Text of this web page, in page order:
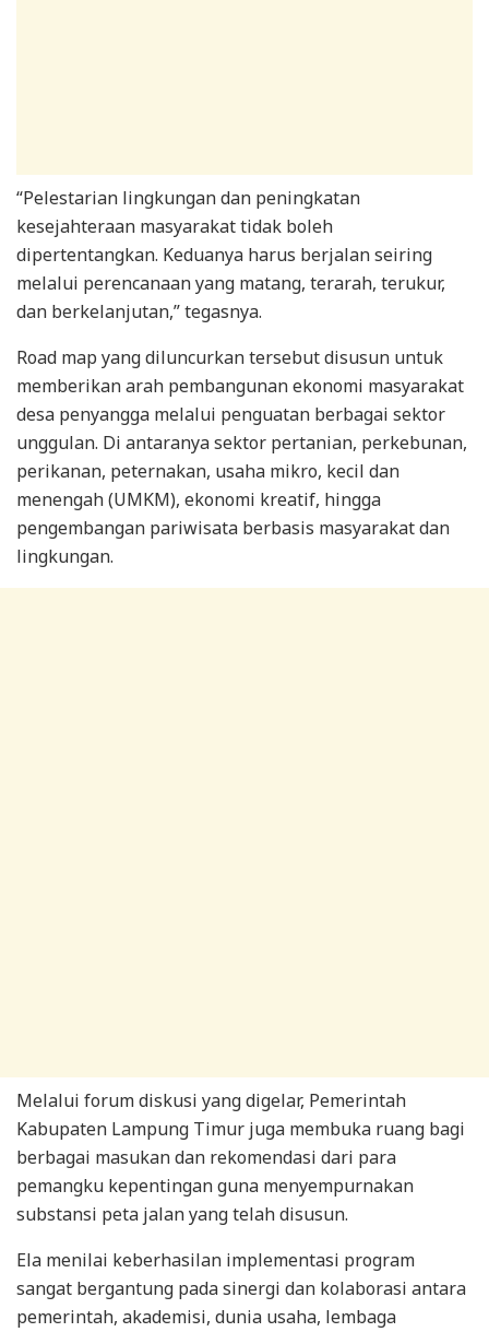
“Pelestarian lingkungan dan peningkatan
kesejahteraan masyarakat tidak boleh
dipertentangkan. Keduanya harus berjalan seiring
melalui perencanaan yang matang, terarah, terukur,
dan berkelanjutan,” tegasnya.
Road map yang diluncurkan tersebut disusun untuk
memberikan arah pembangunan ekonomi masyarakat
desa penyangga melalui penguatan berbagai sektor
unggulan. Di antaranya sektor pertanian, perkebunan,
perikanan, peternakan, usaha mikro, kecil dan
menengah (UMKM), ekonomi kreatif, hingga
pengembangan pariwisata berbasis masyarakat dan
lingkungan.
Melalui forum diskusi yang digelar, Pemerintah
Kabupaten Lampung Timur juga membuka ruang bagi
berbagai masukan dan rekomendasi dari para
pemangku kepentingan guna menyempurnakan
substansi peta jalan yang telah disusun.
Ela menilai keberhasilan implementasi program
sangat bergantung pada sinergi dan kolaborasi antara
pemerintah, akademisi, dunia usaha, lembaga